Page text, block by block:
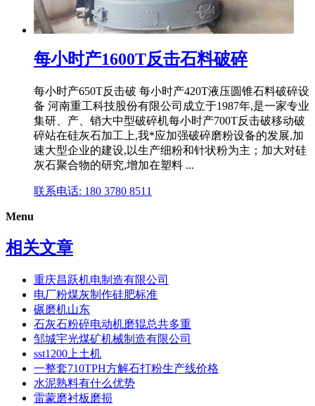
每小时产1600T反击石料破碎
每小时产650T反击破 每小时产420T液压圆锥石料破碎设
备 河南重工科技股份有限公司成立于1987年,是一家专业
集研、产、销大中型破碎机每小时产700T反击破移动破
碎站在硅灰石加工上,我*应加强破碎磨粉设备的发展,加
速大型企业的建设,以生产细粉和针状粉为主；加大对硅
灰石聚合物的研究,增加在塑料 ...
联系电话: 180 3780 8511
Menu
相关文章
重庆昌跃机电制造有限公司
电厂粉煤灰制作硅肥标准
碾磨机山东
石灰石粉碎电动机磨辊总共多重
邹城宇光煤矿机械制造有限公司
sst1200上土机
一整套710TPH方解石打粉生产线价格
水泥熟料有什么优势
雷蒙磨衬板磨损